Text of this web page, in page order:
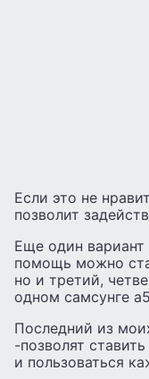
Если это не
позволит
Еще один вариант
помощь можно
но и третий,
одном самсунге
Последний из
-позволят
и пользоваться